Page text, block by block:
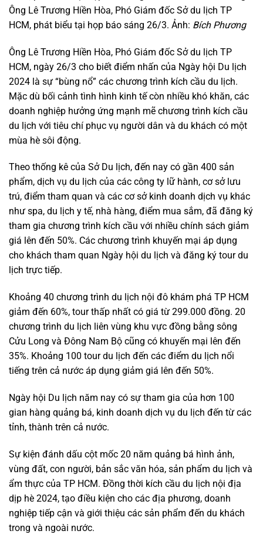
Ông Lê Trương Hiền Hòa, Phó Giám đốc Sở du lịch TP
HCM, phát biểu tại họp báo sáng 26/3. Ảnh: Bích Phương
Ông Lê Trương Hiền Hòa, Phó Giám đốc Sở du lịch TP
HCM, ngày 26/3 cho biết điểm nhấn của Ngày hội Du lịch
2024 là sự “bùng nổ” các chương trình kích cầu du lịch.
Mặc dù bối cảnh tình hình kinh tế còn nhiều khó khăn, các
doanh nghiệp hưởng ứng mạnh mẽ chương trình kích cầu
du lịch với tiêu chí phục vụ người dân và du khách có một
mùa hè sôi động.
Theo thống kê của Sở Du lịch, đến nay có gần 400 sản
phẩm, dịch vụ du lịch của các công ty lữ hành, cơ sở lưu
trú, điểm tham quan và các cơ sở kinh doanh dịch vụ khác
như spa, du lịch y tế, nhà hàng, điểm mua sắm, đã đăng ký
tham gia chương trình kích cầu với nhiều chính sách giảm
giá lên đến 50%. Các chương trình khuyến mại áp dụng
cho khách tham quan Ngày hội du lịch và đăng ký tour du
lịch trực tiếp.
Khoảng 40 chương trình du lịch nội đô khám phá TP HCM
giảm đến 60%, tour thấp nhất có giá từ 299.000 đồng. 20
chương trình du lịch liên vùng khu vực đồng bằng sông
Cửu Long và Đông Nam Bộ cũng có khuyến mại lên đến
35%. Khoảng 100 tour du lịch đến các điểm du lịch nổi
tiếng trên cả nước áp dụng giảm giá lên đến 50%.
Ngày hội Du lịch năm nay có sự tham gia của hơn 100
gian hàng quảng bá, kinh doanh dịch vụ du lịch đến từ các
tỉnh, thành trên cả nước.
Sự kiện đánh dấu cột mốc 20 năm quảng bá hình ảnh,
vùng đất, con người, bản sắc văn hóa, sản phẩm du lịch và
ẩm thực của TP HCM. Đồng thời kích cầu du lịch nội địa
dịp hè 2024, tạo điều kiện cho các địa phương, doanh
nghiệp tiếp cận và giới thiệu các sản phẩm đến du khách
trong và ngoài nước.